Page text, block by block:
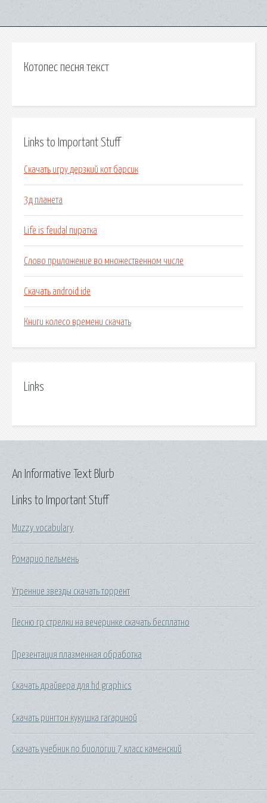
Котопес песня текст
Links to Important Stuff
Скачать игру дерзкий кот барсик
3д планета
Life is feudal пиратка
Слово приложение во множественном числе
Скачать android ide
Книги колесо времени скачать
Links
Links to Important Stuff
Muzzy vocabulary
Ромарио пельмень
Утренние звезды скачать торрент
Песню гр стрелки на вечеринке скачать бесплатно
Презентация плазменная обработка
Скачать драйвера для hd graphics
Скачать рингтон кукушка гагариной
Скачать учебник по биологии 7 класс каменский
An Informative Text Blurb